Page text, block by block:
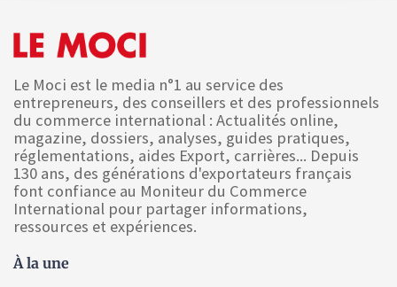
Le Moci est le media n°1 au service des
entrepreneurs, des conseillers et des professionnels
du commerce international : Actualités online,
magazine, dossiers, analyses, guides pratiques,
réglementations, aides Export, carrières... Depuis
130 ans, des générations d'exportateurs français
font confiance au Moniteur du Commerce
International pour partager informations,
ressources et expériences.
À la une